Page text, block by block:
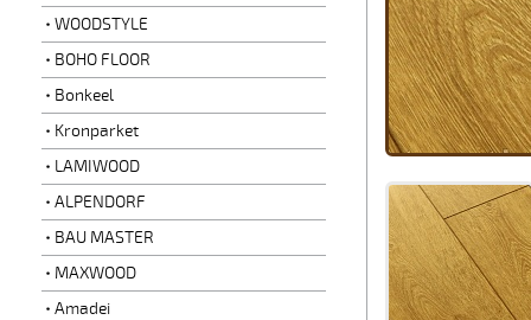
WOODSTYLE
BOHO FLOOR
Bonkeel
Kronparket
LAMIWOOD
ALPENDORF
BAU MASTER
MAXWOOD
Amadei